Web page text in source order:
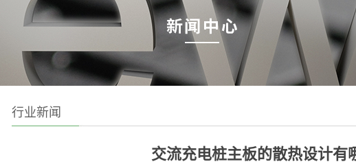
行业新闻
交流充电桩主板的散热设计有